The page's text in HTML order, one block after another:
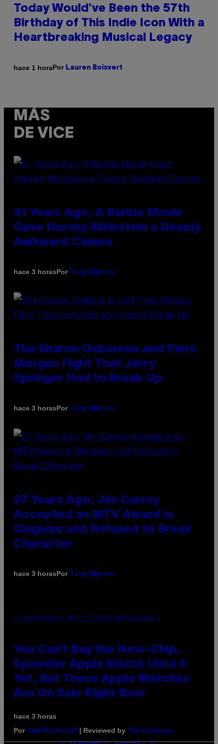
Today Would’ve Been the 57th
Birthday of This Indie Icon With a
Heartbreaking Musical Legacy
hace 1 horaPor Lauren Boisvert
MÁS
DE VICE
21 Years Ago, A Barbie Movie
Gave Harvey Weinstein a Deeply
Awkward Cameo
hace 3 horasPor Tony Alpsen
The Sharon Osbourne and Piers
Morgan Fight That Jerry
Springer Had to Break Up
hace 3 horasPor Tony Alpsen
27 Years Ago, Jim Carrey
Accepted an MTV Award in
Disguise and Refused to Break
Character
hace 3 horasPor Tony Alpsen
AN OLDER MODEL, NOT THE APPLE WATCH ULTRA 4
You Can’t Buy the New-Chip,
Speedier Apple Watch Ultra 4
Yet, But These Apple Watches
Are On Sale Right Now
hace 3 horas
Por Sam Watanuki | Reviewed by Ysolt Usigan